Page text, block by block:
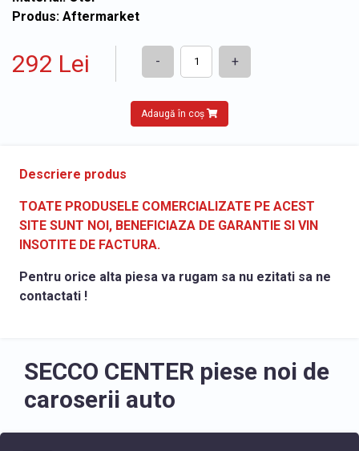
Produs: Aftermarket
292 Lei - +
Adaugă în coș
Descriere produs
TOATE PRODUSELE COMERCIALIZATE PE ACEST
SITE SUNT NOI, BENEFICIAZA DE GARANTIE SI VIN
INSOTITE DE FACTURA.
Pentru orice alta piesa va rugam sa nu ezitati sa ne
contactati !
SECCO CENTER piese noi de
caroserii auto